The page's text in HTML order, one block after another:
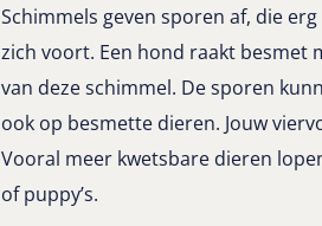
Schimmels geven sporen af, die
zich voort. Een hond raakt
van deze schimmel. De sporen
ook op besmette dieren. Jouw
Vooral meer kwetsbare dieren
of puppy’s.